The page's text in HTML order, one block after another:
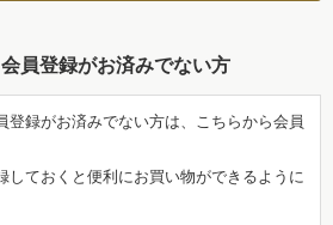
員登録がお済みでない方
登録がお済みでない方は、こちらから会員
しておくと便利にお買い物ができるように